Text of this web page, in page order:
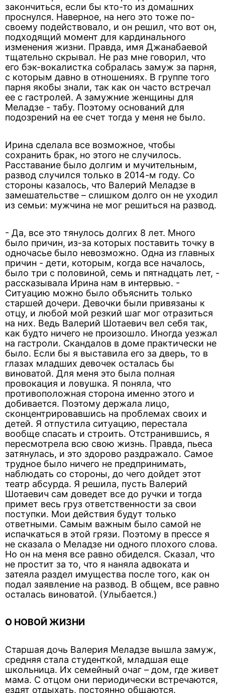
закончиться, если бы кто-то из домашних
проснулся. Наверное, на него это тоже по-
своему подействовало, и он решил, что вот он,
подходящий момент для кардинального
изменения жизни. Правда, имя Джанабаевой
тщательно скрывал. Не раз мне говорил, что
его бэк-вокалистка собралась замуж за парня,
с которым давно в отношениях. В группе того
парня якобы знали, так как он часто встречал
ее с гастролей. А замужние женщины для
Меладзе - табу. Поэтому оснований для
подозрений на ее счет тогда у меня не было.
Ирина сделала все возможное, чтобы
сохранить брак, но этого не случилось.
Расставание было долгим и мучительным,
развод случился только в 2014-м году. Со
стороны казалось, что Валерий Меладзе в
замешательстве – слишком долго он не уходил
из семьи: мужчина не мог решиться на развод.
- Да, все это тянулось долгих 8 лет. Много
было причин, из-за которых поставить точку в
одночасье было невозможно. Одна из главных
причин - дети, которым, когда все началось,
было три с половиной, семь и пятнадцать лет, -
рассказывала Ирина нам в интервью. -
Ситуацию можно было объяснить только
старшей дочери. Девочки были привязаны к
отцу, и любой мой резкий шаг мог отразиться
на них. Ведь Валерий Шотаевич вел себя так,
как будто ничего не произошло. Иногда уезжал
на гастроли. Скандалов в доме практически не
было. Если бы я выставила его за дверь, то в
глазах младших девочек осталась бы
виноватой. Для меня это была полная
провокация и ловушка. Я поняла, что
противоположная сторона именно этого и
добивается. Поэтому держала лицо,
сконцентрировавшись на проблемах своих и
детей. Я отпустила ситуацию, перестала
вообще спасать и строить. Отстранившись, я
пересмотрела всю свою жизнь. Правда, пьеса
затянулась, и это здорово раздражало. Самое
трудное было ничего не предпринимать,
наблюдать со стороны, до чего дойдет этот
театр абсурда. Я решила, пусть Валерий
Шотаевич сам доведет все до ручки и тогда
примет весь груз ответственности за свои
поступки. Мои действия будут только
ответными. Самым важным было самой не
испачкаться в этой грязи. Поэтому в прессе я
не сказала о Меладзе ни одного плохого слова.
Но он на меня все равно обиделся. Сказал, что
не простит за то, что я наняла адвоката и
затеяла раздел имущества после того, как он
подал заявление на развод. В общем, все равно
осталась виноватой. (Улыбается.)
О НОВОЙ ЖИЗНИ
Старшая дочь Валерия Меладзе вышла замуж,
средняя стала студенткой, младшая еще
школьница. Их семейный очаг – дом, где живет
мама. C отцом они периодически встречаются,
ездят отдыхать, постоянно общаются.